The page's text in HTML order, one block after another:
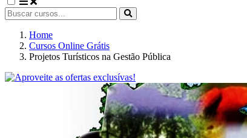
Home
Cursos Online Grátis
Projetos Turísticos na Gestão Pública